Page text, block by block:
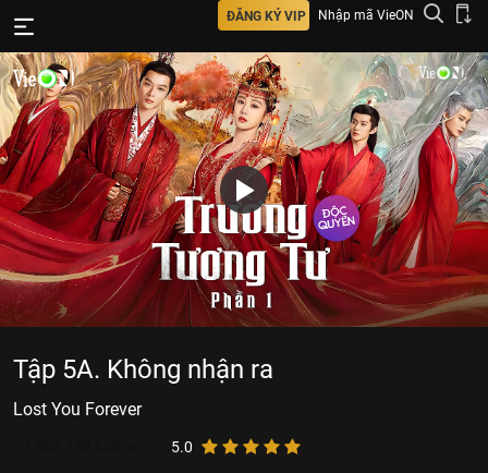
ĐĂNG KÝ VIP Nhập mã VieON
Tập 5A. Không nhận ra
Lost You Forever
5.0